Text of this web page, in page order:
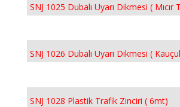
SNJ 1025 Dubalı Uyarı Dikmesi ( Mıcır
SNJ 1026 Dubalı Uyarı Dikmesi (
SNJ 1028 Plastik Trafik Zinciri ( 6mt)